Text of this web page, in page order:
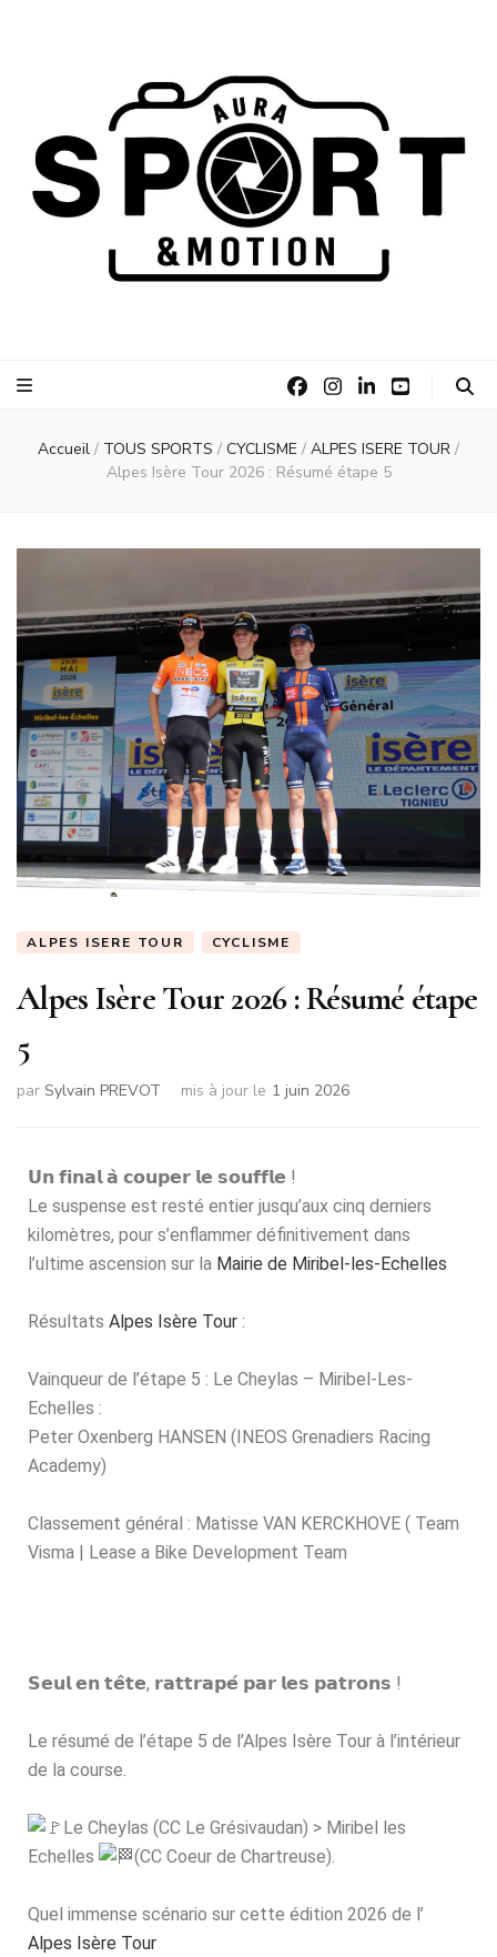
&Motion
Accueil / TOUS SPORTS / CYCLISME / ALPES ISERE TOUR /
Alpes Isère Tour 2026 : Résumé étape 5
ALPES ISERE TOUR CYCLISME
Alpes Isère Tour 2026 : Résumé étape
5
par Sylvain PREVOT mis à jour le 1 juin 2026
𝗨𝗻 𝗳𝗶𝗻𝗮𝗹 𝗮̀ 𝗰𝗼𝘂𝗽𝗲𝗿 𝗹𝗲 𝘀𝗼𝘂𝗳𝗳𝗹𝗲 !
Le suspense est resté entier jusqu’aux cinq derniers
kilomètres, pour s’enflammer définitivement dans
l’ultime ascension sur la Mairie de Miribel-les-Echelles
Résultats Alpes Isère Tour :
Vainqueur de l’étape 5 : Le Cheylas – Miribel-Les-
Echelles :
Peter Oxenberg HANSEN (INEOS Grenadiers Racing
Academy)
Classement général : Matisse VAN KERCKHOVE ( Team
Visma | Lease a Bike Development Team
𝗦𝗲𝘂𝗹 𝗲𝗻 𝘁𝗲̂𝘁𝗲, 𝗿𝗮𝘁𝘁𝗿𝗮𝗽𝗲́ 𝗽𝗮𝗿 𝗹𝗲𝘀 𝗽𝗮𝘁𝗿𝗼𝗻𝘀 !
Le résumé de l’étape 5 de l’Alpes Isère Tour à l’intérieur
de la course.
Le Cheylas (CC Le Grésivaudan) > Miribel les
Echelles
(CC Coeur de Chartreuse).
Quel immense scénario sur cette édition 2026 de l’
Alpes Isère Tour